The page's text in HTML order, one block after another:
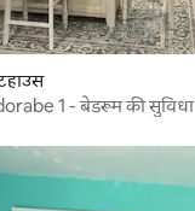
1 - बेडरूम की सुविधा